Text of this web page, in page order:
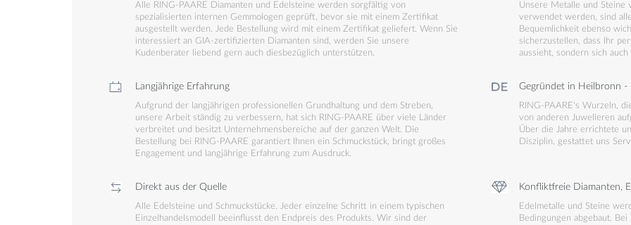
Alle RING-PAARE Diamanten und Edelsteine werden sorgfältig von
spezialisierten internen Gemmologen geprüft, bevor sie mit einem Zertifikat
ausgestellt werden. Jede Bestellung wird mit einem Zertifikat geliefert. Wenn Sie
interessiert an GIA-zertifizierten Diamanten sind, werden Sie unsere
Kudenberater liebend gern auch diesbezüglich unterstützen.
Unsere Metalle und Steine
verwendet werden, sind
Bequemlichkeit ebenso
sicherzustellen, dass Ihr
aussieht, sondern sich auch
Langjährige Erfahrung
Aufgrund der langjährigen professionellen Grundhaltung und dem Streben,
unsere Arbeit ständig zu verbessern, hat sich RING-PAARE über viele Länder
verbreitet und besitzt Unternehmensbereiche auf der ganzen Welt. Die
Bestellung bei RING-PAARE garantiert Ihnen ein Schmuckstück, bringt großes
Engagement und langjährige Erfahrung zum Ausdruck.
Gegründet in Heilbronn -
RING-PAARE's Wurzeln,
von anderen Juwelieren
Über die Jahre errichtete
Disziplin, gestattet uns
Direkt aus der Quelle
Alle Edelsteine und Schmuckstücke. Jeder einzelne Schritt in einem typischen
Einzelhandelsmodell beeinflusst den Endpreis des Produkts. Wir sind der
Konfliktfreie Diamanten,
Edelmetalle und Steine
Bedingungen abgebaut.